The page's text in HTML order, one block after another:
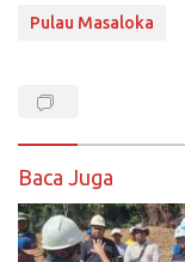
Pulau Masaloka
Baca Juga